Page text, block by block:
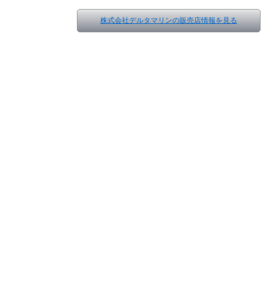
株式会社デルタマリンの販売店情報を見る